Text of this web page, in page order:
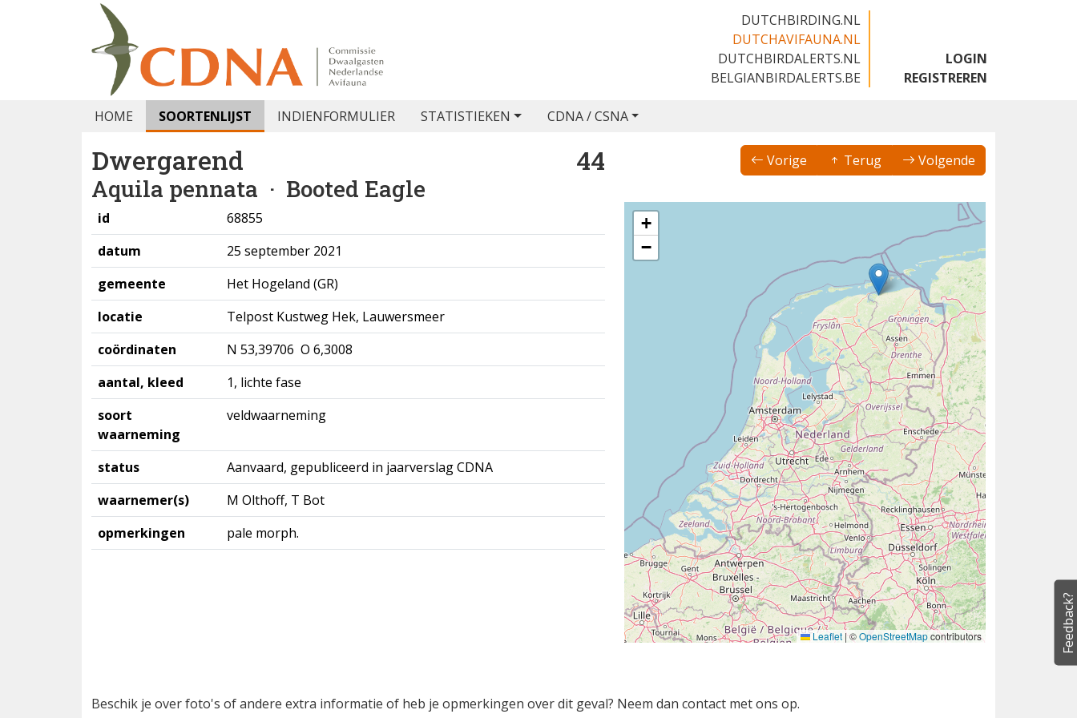
DUTCHBIRDING.NL
DUTCHAVIFAUNA.NL
DUTCHBIRDALERTS.NL
BELGIANBIRDALERTS.BE
LOGIN
REGISTREREN
HOME SOORTENLIJST INDIENFORMULIER STATISTIEKEN CDNA / CSNA
Dwergarend 44
Aquila pennata · Booted Eagle
Vorige Terug Volgende
id
68855
datum
25 september 2021
gemeente
Het Hogeland (GR)
locatie
Telpost Kustweg Hek, Lauwersmeer
coördinaten
N 53,39706 O 6,3008
aantal, kleed
1, lichte fase
soort
waarneming
veldwaarneming
status
Aanvaard, gepubliceerd in jaarverslag CDNA
waarnemer(s)
M Olthoff, T Bot
opmerkingen
pale morph.
+
−
Leaflet |©OpenStreetMapcontributors
Beschik je over foto's of andere extra informatie of heb je opmerkingen over dit geval? Neem dan contact met ons op.
Feedback?